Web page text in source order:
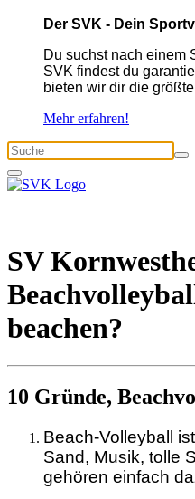
Der SVK - Dein
Du suchst nach einem
SVK findest du
bieten wir dir die
Mehr erfahren!
SV
beachen?
10 Gründe,
Beach-Volleyball
Sand, Musik, tolle
gehören einfach